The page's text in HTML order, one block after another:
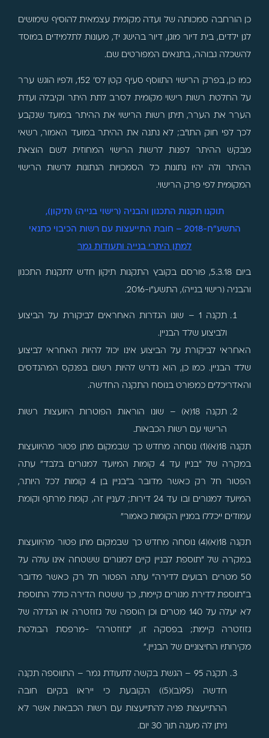
כן הורחבה סמכותה של ועדה מקומית עצמאית להוסיף שימושים
לגן ילדים, בית דיור מוגן, דיור בהישג יד, מעונות לתלמידים במוסד
להשכלה גבוהה, בתנאים המפורטים שם.
כמו כן, בפרק הרישוי התווסף סעיף קטן לס' 152, ולפיו הוגש ערר
על החלטת רשות רישוי מקומית לסרב לתת היתר וקיבלה ועדת
הערר את הערר, תיתן רשות הרישוי את ההיתר במועד שנקבע
לכך לפי חוק התו"ב; לא נתנה את ההיתר במועד האמור, רשאי
מבקש ההיתר לפנות לרשות הרישוי המחוזית לשם הוצאת
ההיתר ולה יהיו נתונות כל הסמכויות הנתונות לרשות הרישוי
המקומית לפי פרק הרישוי.
תוקנו תקנות התכנון והבניה (רישוי בנייה) (תיקון),
התשע"ח-2018 – חובת התייעצות עם רשות הכיבוי כתנאי
למתן היתרי בנייה ותעודות גמר
ביום 5.3.18, פורסם בקובץ התקנות תיקון חדש לתקנות התכנון
והבניה (רישוי בנייה), התשע"ו-2016.
תקנה 1 – שונו הגדרות האחראים לביקורת על הביצוע
ולביצוע שלד הבניין.
האחראי לביקורת על הביצוע אינו יכול להיות האחראי לביצוע
שלד הבניין. כמו כן, הוא נדרש להיות רשום בפנקס המהנדסים
והאדריכלים כמפורט בנוסח התקנה החדשה.
תקנה 18(א) – שונו הוראות הפוטרות היוועצות רשות
הרישוי עם רשות הכבאות.
תקנה 18(א)(1) נוסחה מחדש כך שבמקום מתן פטור מהיוועצות
במקרה של "בניין עד 4 קומות המיועד למגורים בלבד" עתה
הפטור חל רק כאשר מדובר ב"בניין בן 4 קומות לכל היותר,
המיועד למגורים ובו עד 24 דירות; לעניין זה, קומת מרתף וקומת
עמודים ייכללו במניין הקומות כאמור"
תקנה 18(א)(4) נוסחה מחדש כך שבמקום מתן פטור מהיוועצות
במקרה של "תוספת לבניין קיים למגורים ששטחה אינו עולה על
50 מטרים רבועים לדירה" עתה הפטור חל רק כאשר מדובר
ב"תוספת לדירת מגורים קיימת, כך ששטח הדירה כולל התוספת
לא יעלה על 140 מטרים וכן הוספה של גזוזטרה או הגדלה של
גזוזטרה קיימת; בפסקה זו, "גזוזטרה" -מרפסת הבולטת
מקירותיו החיצוניים של הבניין."
תקנה 95 – הגשת בקשה לתעודת גמר – התווספה תקנה
חדשה (95(ב)(5)) הקובעת כי ייראו בקיום חובה
ההתייעצות פניה להתייעצות עם רשות הכבאות אשר לא
ניתן לה מענה תוך 30 יום.